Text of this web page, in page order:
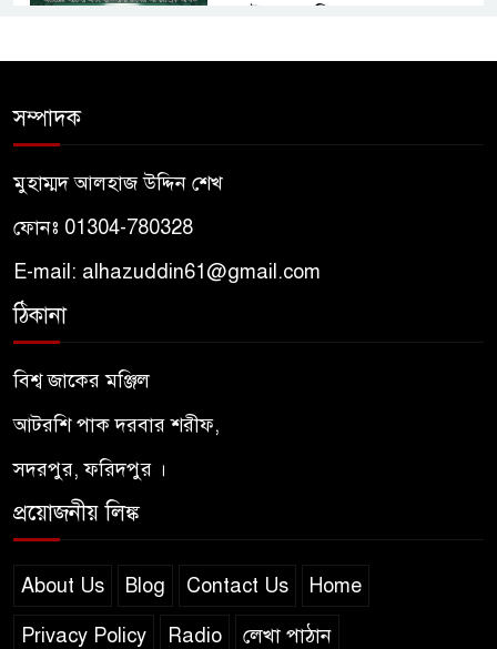
তাসাউফ ও সুফিবাদ: অন্তরের আলো
হওয়া উচিত? – আদাবুল মুরিদ
পীরের প্রতি মুরিদের আদব –
হাদিসের আলোকে শেষ যুগের
ভয়ংকর জাতি
সম্পাদক
মুহাম্মদ আলহাজ উদ্দিন শেখ
ফোনঃ 01304-780328
E-mail: alhazuddin61@gmail.com
ঠিকানা
বিশ্ব জাকের মঞ্জিল
আটরশি পাক দরবার শরীফ,
সদরপুর, ফরিদপুর ।
প্রয়োজনীয় লিঙ্ক
About Us Blog Contact Us Home
Privacy Policy Radio লেখা পাঠান